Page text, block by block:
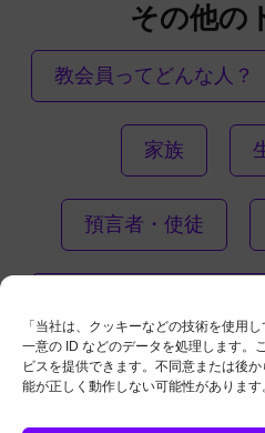
「当社は、クッキーなどの技術を使用
一意の ID などのデータを処理します。
ビスを提供できます。不同意または後
能が正しく動作しない可能性があります
その他の
教会員ってどんな人？
家族
預言者・使徒